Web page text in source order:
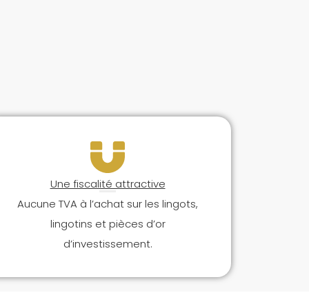
Une fiscalité attractive
Aucune TVA à l’achat sur les lingots,
lingotins et pièces d’or
d’investissement.